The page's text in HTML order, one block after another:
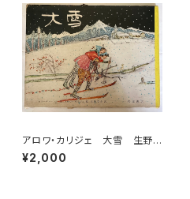
アロワ・カリジェ 大雪 生野
幸吉・訳 函 1965年 岩波
書店刊
¥2,000